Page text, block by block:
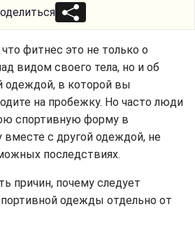
фитнес это не только о
видом своего тела, но и об
одеждой, в которой вы
на пробежку. Но часто люди
спортивную форму в
с другой одеждой, не
последствиях.
причин, почему следует
одежды отдельно от